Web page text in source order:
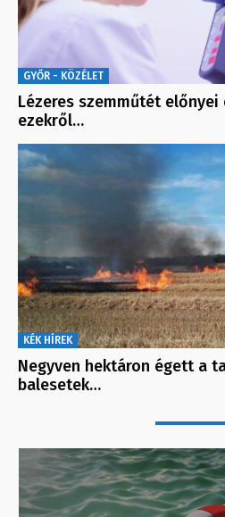
GYŐR - KÖZÉLET
Lézeres szemműtét előnyei
ezekről…
KÉK HÍREK
Negyven hektáron égett a
balesetek…